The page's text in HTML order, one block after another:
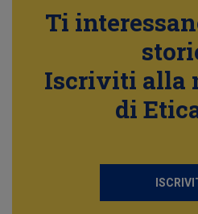
Ti
Iscriviti alla
di